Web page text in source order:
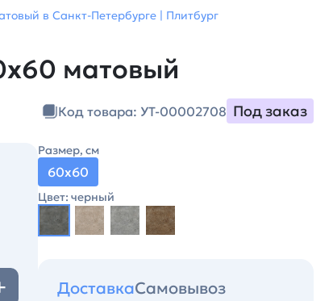
в Санкт-Петербурге | Плитбург
матовый
Код товара: УТ-00002708 Под заказ
Размер, см
60х60
Цвет: черный
ДоставкаСамовывоз